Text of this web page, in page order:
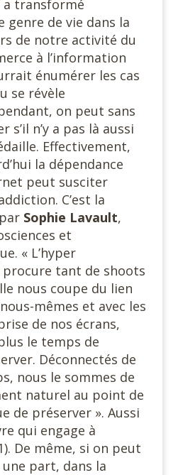
a transformé
de vie dans la
de notre activité du
à l’information
énumérer les cas
se révèle
on peut sans
s’il n’y a pas là aussi
Effectivement,
la dépendance
peut susciter
C’est la
Sophie Lavault,
et
« L’hyper
tant de shoots
nous coupe du lien
mêmes et avec les
de nos écrans,
le temps de
Déconnectés de
nous le sommes de
naturel au point de
de préserver ». Aussi
qui engage à
De même, si on peut
part, dans la